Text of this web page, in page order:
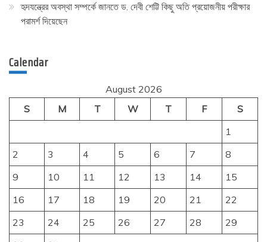
হৃদযন্ত্রের অবস্থা সম্পর্কে জানতে ড. দেবী শেট্টি কিছু অতি প্রয়োজনীয় পরীক্ষার
পরামর্শ দিয়েছেন
Calendar
August 2026
S
M T W T F
S
1
2
3 4 5 6 7
8
9
10 11 12 13 14
15
16
17 18 19 20 21
22
23
24 25 26 27 28
29